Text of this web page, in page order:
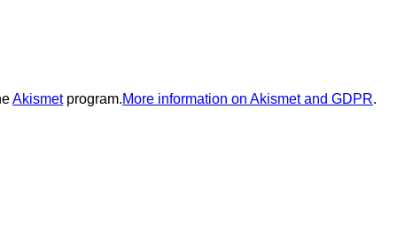
Akismetprogram.More information on Akismet and GDPR.